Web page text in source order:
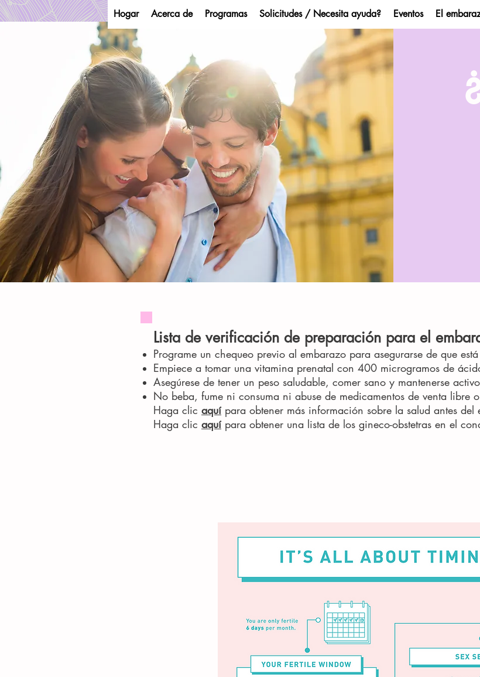
Florida Keys
Coalition
Lista de verificación de preparación para el
Programe un chequeo previo al embarazo para asegurarse de que
Empiece a tomar una vitamina prenatal con 400 microgramos de
Asegúrese de tener un peso saludable, comer sano y mantenerse
No beba, fume ni consuma ni abuse de medicamentos de venta libre
Haga clic aquí para obtener más información sobre la salud antes del
Haga clic aquípara obtener una lista de los gineco-obstetras en el
Hogar Acerca de Programas Solicitudes / Necesita ayuda? Eventos El